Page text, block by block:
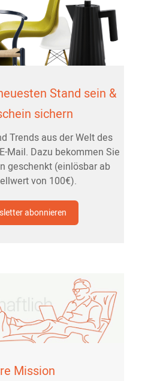
Stand sein &
sichern
Trends aus der Welt des
Mail. Dazu bekommen Sie
geschenkt (einlösbar ab
von 100€).
abonnieren
Mission